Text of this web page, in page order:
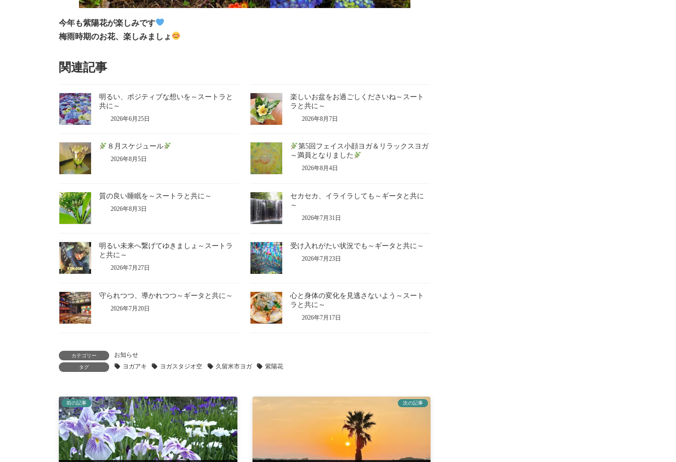
今年も紫陽花が楽しみです
梅雨時期のお花、楽しみましょ
関連記事
明るい、ポジティブな想いを～スートラと
共に～
2026年6月25日
楽しいお盆をお過ごしくださいね～スート
ラと共に～
2026年8月7日
８月スケジュール
2026年8月5日
第5回フェイス小顔ヨガ＆リラックスヨガ
～満員となりました
2026年8月4日
質の良い睡眠を～スートラと共に～
2026年8月3日
セカセカ、イライラしても～ギータと共に
～
2026年7月31日
明るい未来へ繋げてゆきましょ～スートラ
と共に～
2026年7月27日
受け入れがたい状況でも～ギータと共に～
2026年7月23日
守られつつ、導かれつつ～ギータと共に～
2026年7月20日
心と身体の変化を見逃さないよう～スート
ラと共に～
2026年7月17日
カテゴリー お知らせ
タグ ヨガアキ ヨガスタジオ空 久留米市ヨガ 紫陽花
前の記事 次の記事